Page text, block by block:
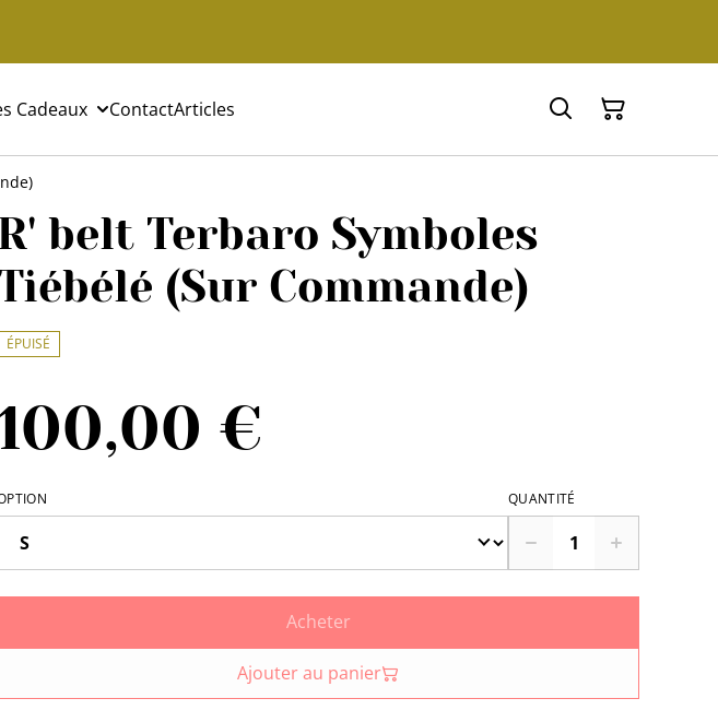
Cadeaux ContactArticles
R' belt Terbaro Symboles
(Sur Commande)
ÉPUISÉ
€
QUANTITÉ
Acheter
Ajouter au panier